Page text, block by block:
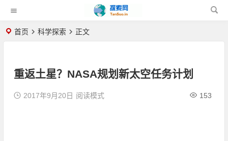
首页 科学探索 正文
重返土星？NASA规划新太空任务计划
2017年9月20日 153
阅读模式